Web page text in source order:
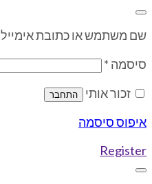
שם משתמש או כתובת אימייל
סיסמה *
זכור אותי
התחבר
איפוס סיסמה
Register